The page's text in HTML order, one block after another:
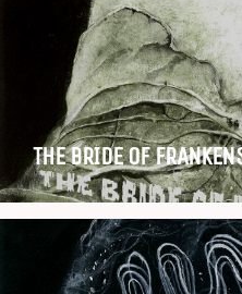
THE BRIDE OF